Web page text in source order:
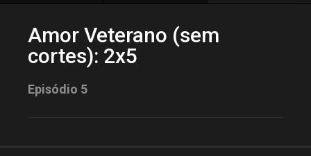
Amor Veterano (sem
cortes): 2x5
Episódio 5